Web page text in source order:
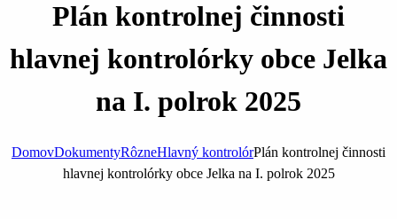
Plán kontrolnej činnosti
hlavnej kontrolórky obce Jelka
na I. polrok 2025
DomovDokumentyRôzneHlavný kontrolórPlán kontrolnej činnosti
hlavnej kontrolórky obce Jelka na I. polrok 2025